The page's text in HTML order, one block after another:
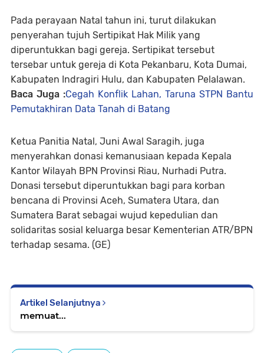
Pada perayaan Natal tahun ini, turut dilakukan
penyerahan tujuh Sertipikat Hak Milik yang
diperuntukkan bagi gereja. Sertipikat tersebut
tersebar untuk gereja di Kota Pekanbaru, Kota Dumai,
Kabupaten Indragiri Hulu, dan Kabupaten Pelalawan.
Baca Juga :Cegah Konflik Lahan, Taruna STPN Bantu
Pemutakhiran Data Tanah di Batang
Ketua Panitia Natal, Juni Awal Saragih, juga
menyerahkan donasi kemanusiaan kepada Kepala
Kantor Wilayah BPN Provinsi Riau, Nurhadi Putra.
Donasi tersebut diperuntukkan bagi para korban
bencana di Provinsi Aceh, Sumatera Utara, dan
Sumatera Barat sebagai wujud kepedulian dan
solidaritas sosial keluarga besar Kementerian ATR/BPN
terhadap sesama. (GE)
Artikel Selanjutnya
memuat...